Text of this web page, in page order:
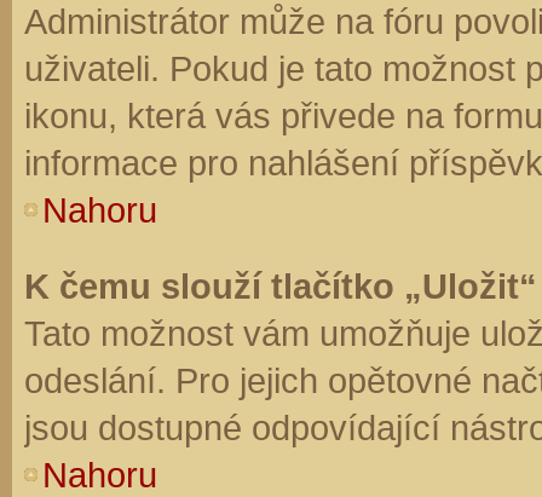
Administrátor může na fóru
uživateli. Pokud je tato možnost
ikonu, která vás přivede na
informace pro nahlášení
Nahoru
K čemu slouží tlačítko
Tato možnost vám umožňuje
odeslání. Pro jejich opětovné
jsou dostupné odpovídající
Nahoru